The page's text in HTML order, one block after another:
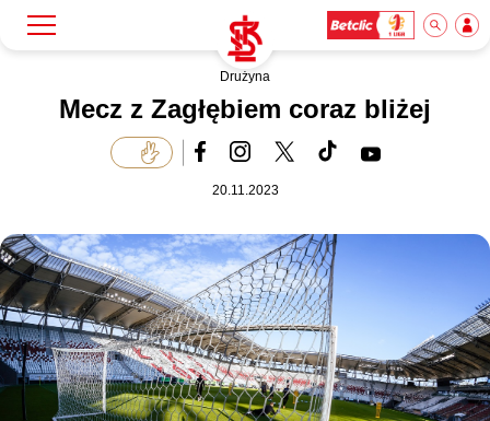
Klub
Bilety
Akademia
Biznes
Drużyna
Mecz z Zagłębiem coraz bliżej
20.11.2023